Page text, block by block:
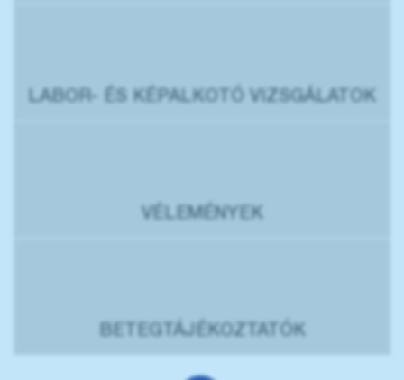
LABOR- ÉS KÉPALKOTÓ VIZSGÁLATOK
VÉLEMÉNYEK
BETEGTÁJÉKOZTATÓK